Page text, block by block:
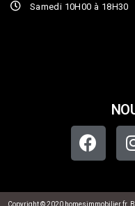
Samedi 10H00 à 18H30
Copyright © 2020 homesimmobilier.fr